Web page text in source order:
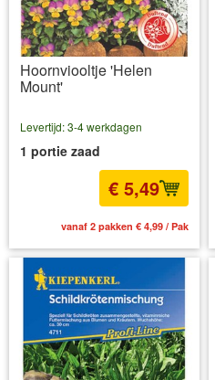
Hoornviooltje 'Helen
Mount'
Levertijd: 3-4 werkdagen
1 portie zaad
€ 5,49
vanaf 2 pakken € 4,99 / Pak